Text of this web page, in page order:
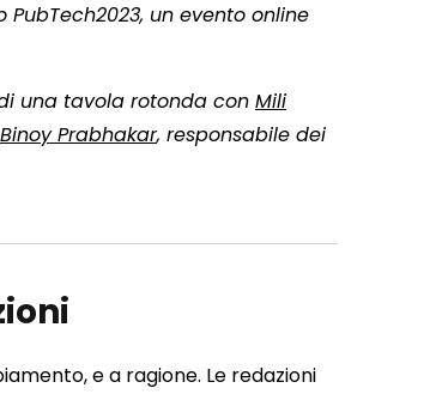
un evento online
una tavola rotonda con Mili
Binoy Prabhakar, responsabile dei
e a ragione. Le redazioni